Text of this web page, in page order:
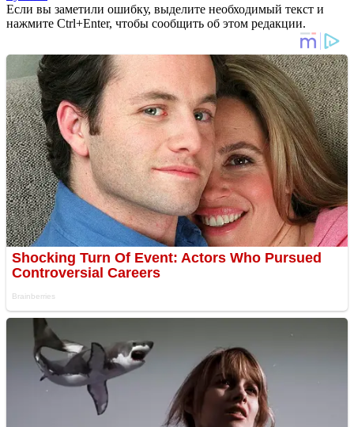
Если вы заметили ошибку, выделите необходимый текст и
нажмите Ctrl+Enter, чтобы сообщить об этом редакции.